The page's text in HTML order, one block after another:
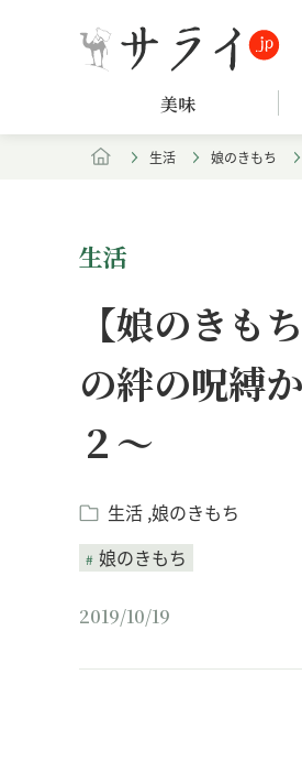
美味
生活 娘のきもち
生活
【娘のきも
の絆の呪縛
２～
生活 娘のきもち
娘のきもち
2019/10/19